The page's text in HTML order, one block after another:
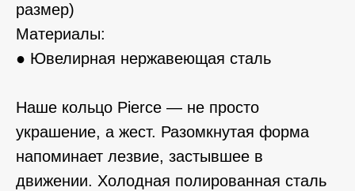
размер)
Материалы:
● Ювелирная нержавеющая сталь
Наше кольцо Pierce — не просто
украшение, а жест. Разомкнутая форма
напоминает лезвие, застывшее в
движении. Холодная полированная сталь